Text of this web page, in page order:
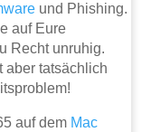
und Phishing.
auf Eure
Recht unruhig.
aber tatsächlich
auf dem Mac